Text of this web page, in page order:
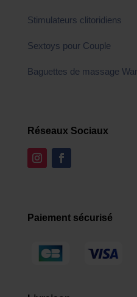
Stimulateurs clitoridiens
Sextoys pour Couple
Baguettes de massage
Réseaux Sociaux
Paiement sécurisé